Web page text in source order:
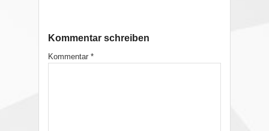
Kommentar schreiben
Kommentar *